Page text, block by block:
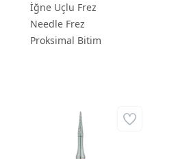
İğne Uçlu Frez
Needle Frez
Proksimal Bitim